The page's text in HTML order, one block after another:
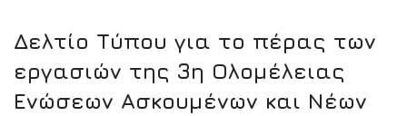
Δελτίο Τύπου για το πέρας των
εργασιών της 3η Ολομέλειας
Ενώσεων Ασκουμένων και Νέων